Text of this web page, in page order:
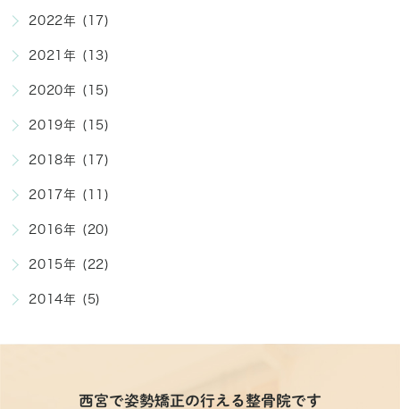
2022年 (17)
2021年 (13)
2020年 (15)
2019年 (15)
2018年 (17)
2017年 (11)
2016年 (20)
2015年 (22)
2014年 (5)
西宮で姿勢矯正の行える整骨院です